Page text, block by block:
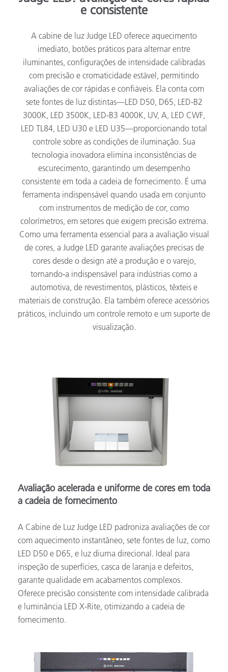
e consistente
A cabine de luz Judge LED oferece aquecimento
imediato, botões práticos para alternar entre
iluminantes, configurações de intensidade calibradas
com precisão e cromaticidade estável, permitindo
avaliações de cor rápidas e confiáveis. Ela conta com
sete fontes de luz distintas—LED D50, D65, LED-B2
3000K, LED 3500K, LED-B3 4000K, UV, A, LED CWF,
LED TL84, LED U30 e LED U35—proporcionando total
controle sobre as condições de iluminação. Sua
tecnologia inovadora elimina inconsistências de
escurecimento, garantindo um desempenho
consistente em toda a cadeia de fornecimento. É uma
ferramenta indispensável quando usada em conjunto
com instrumentos de medição de cor, como
colorímetros, em setores que exigem precisão extrema.
Como uma ferramenta essencial para a avaliação visual
de cores, a Judge LED garante avaliações precisas de
cores desde o design até a produção e o varejo,
tornando-a indispensável para indústrias como a
automotiva, de revestimentos, plásticos, têxteis e
materiais de construção. Ela também oferece acessórios
práticos, incluindo um controle remoto e um suporte de
visualização.
Avaliação acelerada e uniforme de cores em toda
a cadeia de fornecimento
A Cabine de Luz Judge LED padroniza avaliações de cor
com aquecimento instantâneo, sete fontes de luz, como
LED D50 e D65, e luz diurna direcional. Ideal para
inspeção de superfícies, casca de laranja e defeitos,
garante qualidade em acabamentos complexos.
Oferece precisão consistente com intensidade calibrada
e luminância LED X-Rite, otimizando a cadeia de
fornecimento.